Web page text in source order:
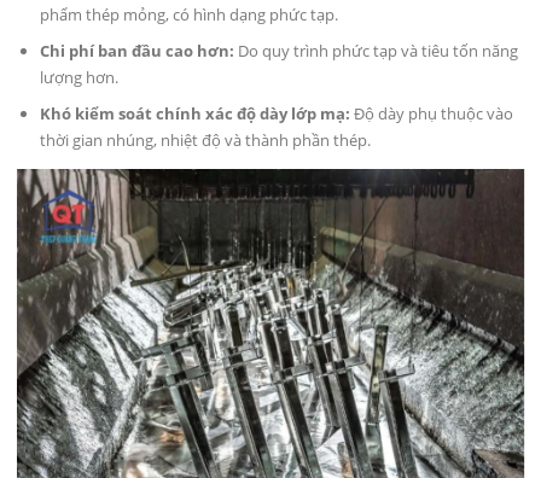
phẩm thép mỏng, có hình dạng phức tạp.
Chi phí ban đầu cao hơn: Do quy trình phức tạp và tiêu tốn năng
lượng hơn.
Khó kiểm soát chính xác độ dày lớp mạ: Độ dày phụ thuộc vào
thời gian nhúng, nhiệt độ và thành phần thép.